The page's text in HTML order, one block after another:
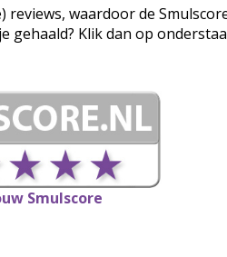
waardoor de
Klik dan op
Smulscore